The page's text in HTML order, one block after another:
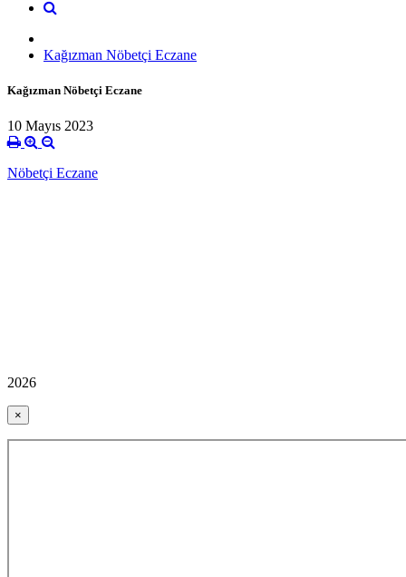
Kağızman Nöbetçi Eczane
Kağızman Nöbetçi Eczane
10 Mayıs 2023
Nöbetçi Eczane
2026
×